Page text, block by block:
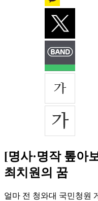
[명사·명작 톺아
최치원의 꿈
얼마 전 청와대 국민청원